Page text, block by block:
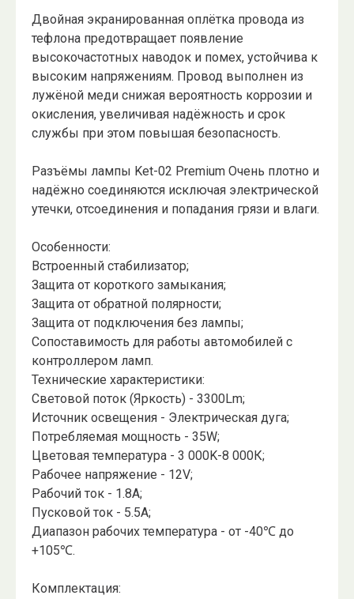
Двойная экранированная оплётка провода из
тефлона предотвращает появление
высокочастотных наводок и помех, устойчива к
высоким напряжениям. Провод выполнен из
лужёной меди снижая вероятность коррозии и
окисления, увеличивая надёжность и срок
службы при этом повышая безопасность.
Разъёмы лампы Ket-02 Premium Очень плотно и
надёжно соединяются исключая электрической
утечки, отсоединения и попадания грязи и влаги.
Особенности:
Встроенный стабилизатор;
Защита от короткого замыкания;
Защита от обратной полярности;
Защита от подключения без лампы;
Сопоставимость для работы автомобилей с
контроллером ламп.
Технические характеристики:
Световой поток (Яркость) - 3300Lm;
Источник освещения - Электрическая дуга;
Потребляемая мощность - 35W;
Цветовая температура - 3 000K-8 000К;
Рабочее напряжение - 12V;
Рабочий ток - 1.8A;
Пусковой ток - 5.5A;
Диапазон рабочих температура - от -40℃ до
+105℃.
Комплектация: